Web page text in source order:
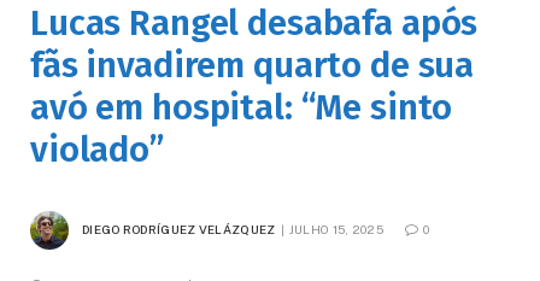
Lucas Rangel desabafa após
fãs invadirem quarto de sua
avó em hospital: “Me sinto
violado”
DIEGO RODRÍGUEZ VELÁZQUEZ JULHO 15, 2025 0